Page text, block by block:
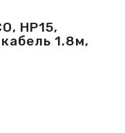
HP15,
1.8м,